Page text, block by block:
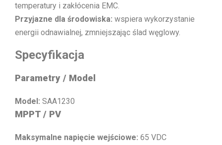
temperatury i zakłócenia EMC.
Przyjazne dla środowiska: wspiera wykorzystanie
energii odnawialnej, zmniejszając ślad węglowy.
Specyfikacja
Parametry / Model
Model: SAA1230
MPPT / PV
Maksymalne napięcie wejściowe: 65 VDC